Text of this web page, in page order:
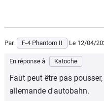
Par F-4 Phantom II Le 12/04/
En réponse à Katoche
Faut peut être pas
allemande d'autobahn.